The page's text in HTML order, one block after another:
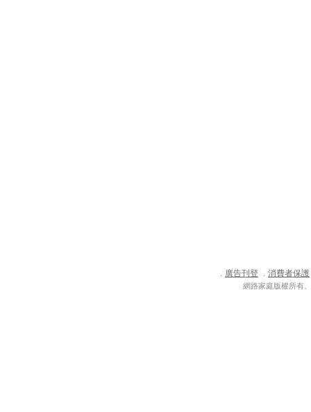
． 廣告刊登 ． 消費者保護
網路家庭版權所有